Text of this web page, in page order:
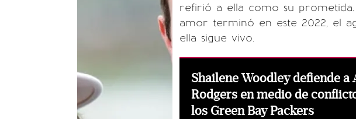
refirió a ella como su
amor terminó en este 2022, el
ella sigue vivo.
Shailene Woodley defiende a
Rodgers en medio de
los Green Bay Packers